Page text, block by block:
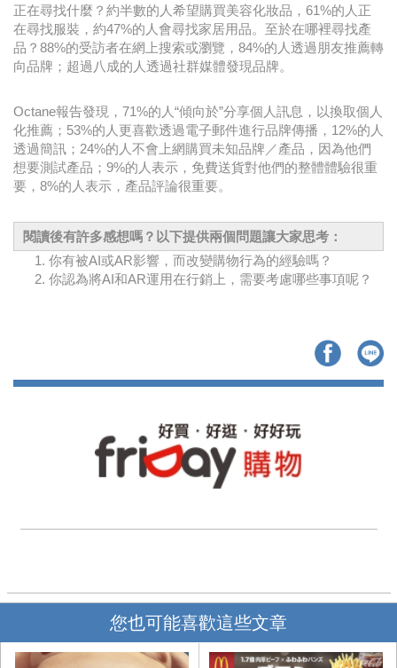
正在尋找什麼？約半數的人希望購買美容化妝品，61%的人正
在尋找服裝，約47%的人會尋找家居用品。至於在哪裡尋找產
品？88%的受訪者在網上搜索或瀏覽，84%的人透過朋友推薦轉
向品牌；超過八成的人透過社群媒體發現品牌。
Octane報告發現，71%的人“傾向於”分享個人訊息，以換取個人
化推薦；53%的人更喜歡透過電子郵件進行品牌傳播，12%的人
透過簡訊；24%的人不會上網購買未知品牌／產品，因為他們
想要測試產品；9%的人表示，免費送貨對他們的整體體驗很重
要，8%的人表示，產品評論很重要。
閱讀後有許多感想嗎？以下提供兩個問題讓大家思考：
你有被AI或AR影響，而改變購物行為的經驗嗎？
你認為將AI和AR運用在行銷上，需要考慮哪些事項呢？
您也可能喜歡這些文章